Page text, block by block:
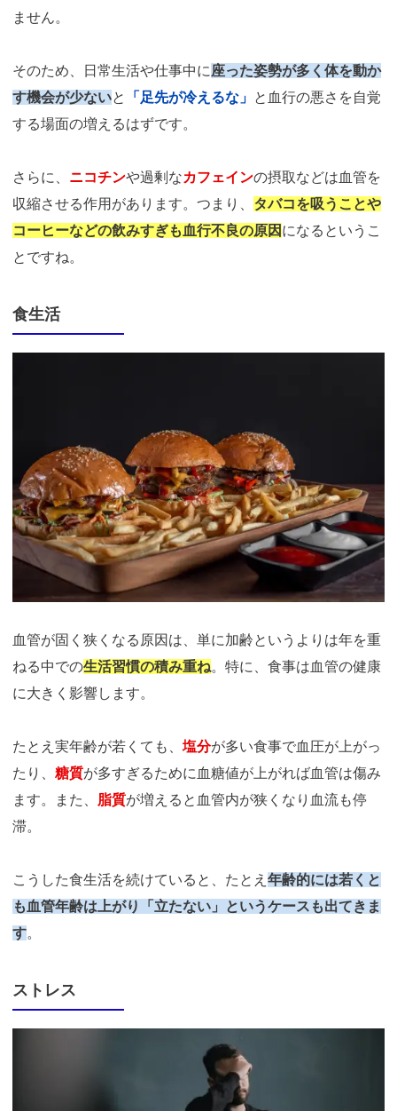
ません。
そのため、日常生活や仕事中に座った姿勢が多く体を動か
す機会が少ないと 「足先が冷えるな」 と血行の悪さを自覚
する場面の増えるはずです。
さらに、 ニコチンや過剰なカフェインの摂取などは血管を
収縮させる作用があります。つまり、 タバコを吸うことや
コーヒーなどの飲みすぎも血行不良の原因 になるというこ
とですね。
食生活
血管が固く狭くなる原因は、単に加齢というよりは年を重
ねる中での生活習慣の積み重ね。特に、食事は血管の健康
に大きく影響します。
たとえ実年齢が若くても、 塩分が多い食事で血圧が上がっ
たり、 糖質が多すぎるために血糖値が上がれば血管は傷み
ます。また、 脂質が増えると血管内が狭くなり血流も停
滞。
こうした食生活を続けていると、たとえ 年齢的には若くと
も血管年齢は上がり「立たない」というケースも出てきま
す。
ストレス